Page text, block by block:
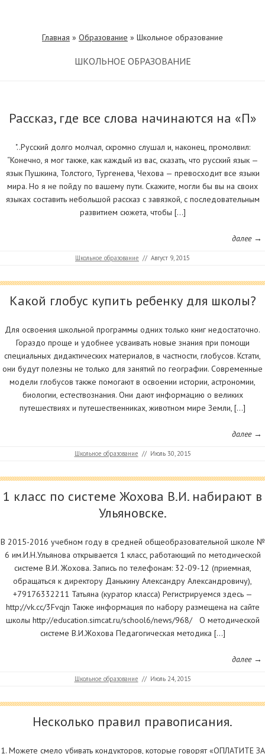
Главная » Образование » Школьное образование
ШКОЛЬНОЕ ОБРАЗОВАНИЕ
Рассказ, где все слова начинаются на «П»
"..Русский долго молчал, скромно слушал и, наконец, промолвил:
“Конечно, я мог также, как каждый из вас, сказать, что русский язык —
язык Пушкина, Толстого, Тургенева, Чехова — превосходит все языки
мира. Но я не пойду по вашему пути. Скажите, могли бы вы на своих
языках составить небольшой рассказ с завязкой, с последовательным
развитием сюжета, чтобы […]
далее →
Школьное образование // Август 9, 2015
Какой глобус купить ребенку для школы?
Для освоения школьной программы одних только книг недостаточно.
Гораздо проще и удобнее усваивать новые знания при помощи
специальных дидактических материалов, в частности, глобусов. Кстати,
они будут полезны не только для занятий по географии. Современные
модели глобусов также помогают в освоении истории, астрономии,
биологии, естествознания. Они дают информацию о великих
путешествиях и путешественниках, животном мире Земли, […]
далее →
Школьное образование // Июль 30, 2015
1 класс по системе Жохова В.И. набирают в
Ульяновске.
В 2015-2016 учебном году в средней общеобразовательной школе №
6 им.И.Н.Ульянова открывается 1 класс, работающий по методической
системе В.И. Жохова. Запись по телефонам: 32-09-12 (приемная,
обращаться к директору Данькину Александру Александровичу),
+79176332211 Татьяна (куратор класса) Регистрируемся здесь —
http://vk.cc/3Fvqjn Также информация по набору размещена на сайте
школы http://education.simcat.ru/school6/news/968/ О методической
системе В.И.Жохова Педагогическая методика […]
далее →
Школьное образование // Июль 24, 2015
Несколько правил правописания.
1. Можете смело убивать кондукторов, которые говорят «ОПЛАТИТЕ ЗА